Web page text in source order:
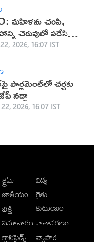
మహిళను చంపి,
చెరువులో పడేసిన
2026, 16:07 IST
పార్లమెంట్‌లో చర్చకు
నడ్డా
2026, 16:07 IST
క్రైమ్
జాతీయం
భక్తి
సమాచారం
క్లాసిఫైడ్స్
విద్య
రైతు
కుటుంబం
వాతావరణం
వ్యాపార